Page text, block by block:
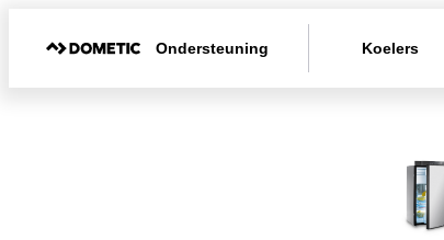
Ondersteuning Koelers